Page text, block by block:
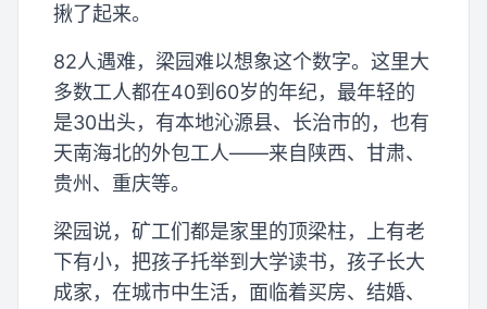
揪了起来。
82人遇难，梁园难以想象这个数字。这里大
多数工人都在40到60岁的年纪，最年轻的
是30出头，有本地沁源县、长治市的，也有
天南海北的外包工人——来自陕西、甘肃、
贵州、重庆等。
梁园说，矿工们都是家里的顶梁柱，上有老
下有小，把孩子托举到大学读书，孩子长大
成家，在城市中生活，面临着买房、结婚、